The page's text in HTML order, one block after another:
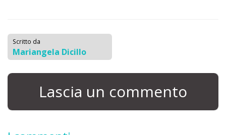
Scritto da
Mariangela Dicillo
Lascia un commento